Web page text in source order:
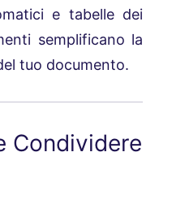
e tabelle dei
semplificano la
tuo documento.
Condividere